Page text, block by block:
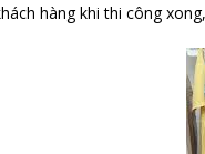
hàng khi thi công